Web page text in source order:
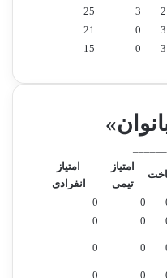
2
3
25
3
0
21
3
0
15
امتیاز
تیمی
امتیاز
انفرادی
0
0
0
0
0
0
0
0